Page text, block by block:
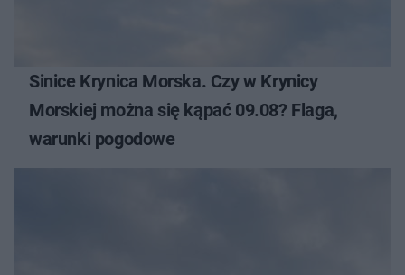
Sinice Krynica Morska. Czy w Krynicy
Morskiej można się kąpać 09.08? Flaga,
warunki pogodowe